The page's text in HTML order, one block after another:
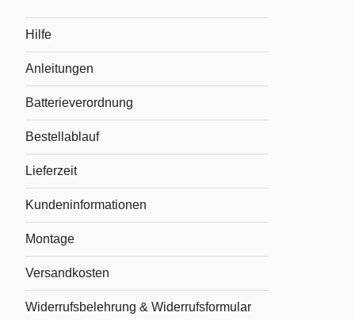
Hilfe
Anleitungen
Batterieverordnung
Bestellablauf
Lieferzeit
Kundeninformationen
Montage
Versandkosten
Widerrufsbelehrung & Widerrufsformular